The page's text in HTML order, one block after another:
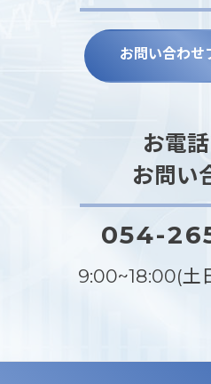
お問い合わせ
お電
お問い
054-
9:00~18:00(土